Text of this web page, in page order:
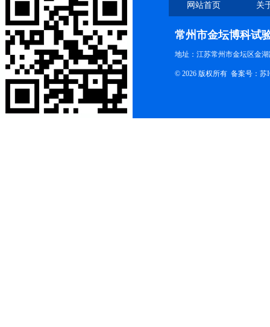
网站首页 关
联系我们
常州市金坛博科试
地址：江苏常州市金坛区金湖
© 2026 版权所有 备案号： 苏